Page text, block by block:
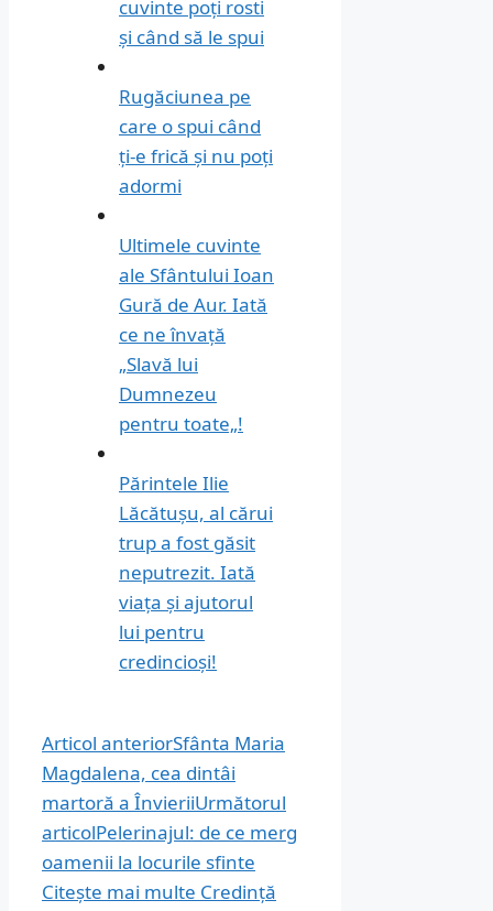
cuvinte poți rosti
și când să le spui
Rugăciunea pe
care o spui când
ți-e frică și nu poți
adormi
Ultimele cuvinte
ale Sfântului Ioan
Gură de Aur. Iată
ce ne învață
„Slavă lui
Dumnezeu
pentru toate„!
Părintele Ilie
Lăcătușu, al cărui
trup a fost găsit
neputrezit. Iată
viața și ajutorul
lui pentru
credincioși!
Articol anteriorSfânta Maria
Magdalena, cea dintâi
martoră a ÎnvieriiUrmătorul
articolPelerinajul: de ce merg
oamenii la locurile sfinte
Citește mai multe Credință